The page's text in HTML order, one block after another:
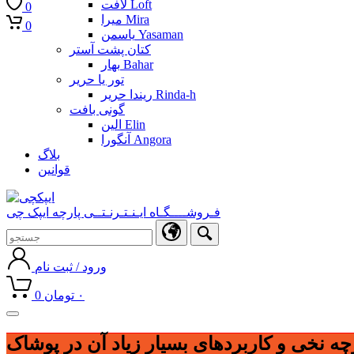
0
0
لافت Loft
میرا Mira
یاسمن Yasaman
کتان پشت آستر
بهار Bahar
تور یا حریر
ریندا حریر Rinda-h
گونی بافت
الین Elin
آنگورا Angora
بلاگ
قوانین
فـروشــــگـاه ایـنـتـرنـتــی پارچه ایپک چی
ورود / ثبت نام
0 ۰ تومان
Toggle
navigation